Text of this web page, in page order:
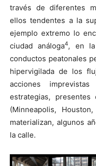
través de diferentes
ellos tendentes a la
ejemplo extremo lo
ciudad análoga4, en la
conductos peatonales
hipervigilada de los
acciones
estrategias, presentes
(Minneapolis,
materializan, algunos
la calle.